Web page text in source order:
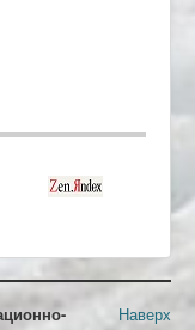
Наверх